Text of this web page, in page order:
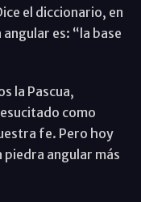
el diccionario, en
es: “la base
la Pascua,
como
fe. Pero hoy
angular más